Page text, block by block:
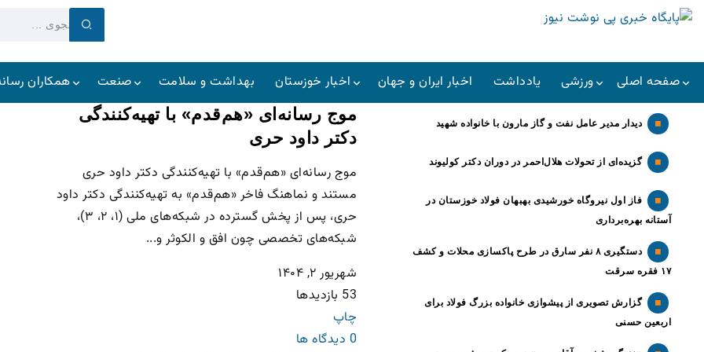
صفحه اصلی ورزشی یادداشت اخبار ایران و جهان اخبار خوزستان بهداشت و سلامت صنعت همکاران
موج رسانه‌ای «هم‌قدم» با تهیه‌کنندگی
دکتر داود حری
موج رسانه‌ای «هم‌قدم» با تهیه‌کنندگی دکتر داود حری
مستند و نماهنگ فاخر «هم‌قدم» به تهیه‌کنندگی دکتر داود
حری، پس از پخش گسترده در شبکه‌های ملی (۱، ۲، ۳)،
شبکه‌های تخصصی چون افق و الکوثر و...
شهریور ۲, ۱۴۰۴
53 بازدیدها
چاپ
0 دیدگاه ها
دیدار مدیر عامل نفت و گاز مارون با خانواده شهید
گزیده‌ای از تحولات هلال‌احمر در دوران دکتر کولیوند
فاز اول نیروگاه خورشیدی بهبهان فولاد خوزستان در
آستانه بهره‌برداری
دستگیری ۸ نفر سارق در طرح پاکسازی محلات و کشف
۱۷ فقره سرقت
گزارش تصویری از پیشوازی خانواده بزرگ فولاد برای
اربعین حسنی